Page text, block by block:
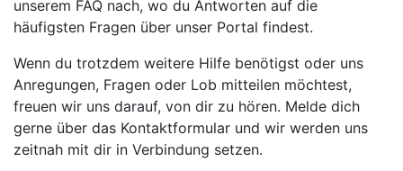
unserem FAQ nach, wo du Antworten auf die
häufigsten Fragen über unser Portal findest.
Wenn du trotzdem weitere Hilfe benötigst oder uns
Anregungen, Fragen oder Lob mitteilen möchtest,
freuen wir uns darauf, von dir zu hören. Melde dich
gerne über das Kontaktformular und wir werden uns
zeitnah mit dir in Verbindung setzen.